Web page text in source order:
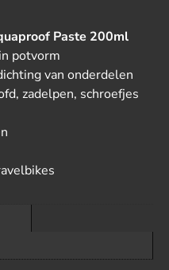
Paste 200ml
potvorm
van onderdelen
zadelpen, schroefjes